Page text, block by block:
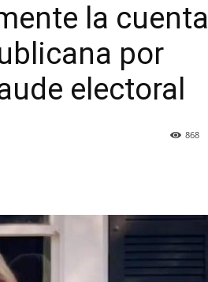
la cuenta
por
electoral
868